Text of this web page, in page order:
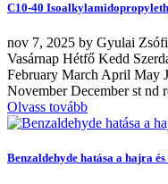
C10-40
nov 7, 2025 by Gyulai
Vasárnap Hétfő Kedd
February March April May
November December st nd
Olvass tovább
Benzaldehyde hatása a hajra